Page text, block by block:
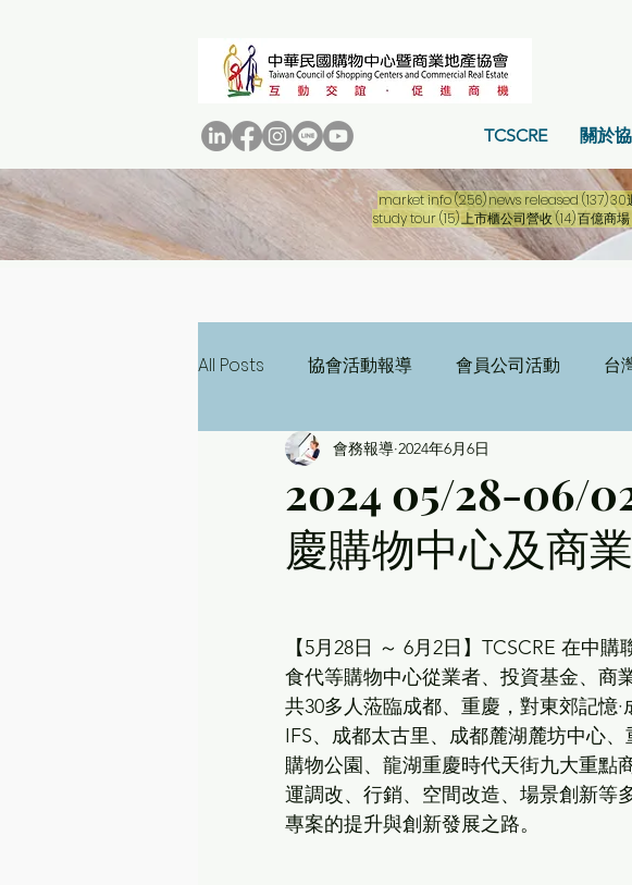
TCSCRE 關於
market info(256)256 篇文章
news released (137)137
30
study tour(15)15 篇文章
上市櫃公司營收(14)14 篇文章
百億商場
All Posts 協會活動報導 會員公司活動 台
三十週年專刊 二十週年專刊
2024 05/28-06/
慶購物中心及商
會務報導 2024年6月6日
【5月28日 ～ 6月2日】TCSCRE 在中
食代等購物中心從業者、投資基金、商
共30多人蒞臨成都、重慶，對東郊記憶
IFS、成都太古里、成都麓湖麓坊中心
購物公園、龍湖重慶時代天街九大重點
運調改、行銷、空間改造、場景創新等
專案的提升與創新發展之路。